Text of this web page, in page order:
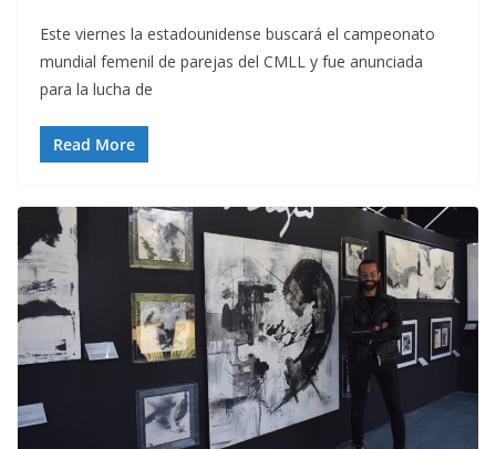
Este viernes la estadounidense buscará el campeonato
mundial femenil de parejas del CMLL y fue anunciada
para la lucha de
Read More